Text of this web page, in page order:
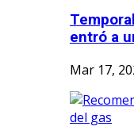
entró a
Mar 17,